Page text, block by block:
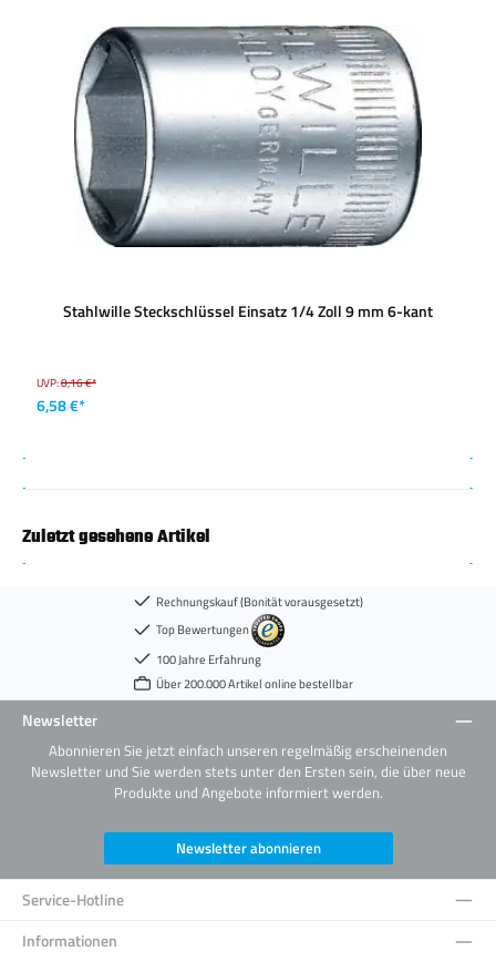
Stahlwille Steckschlüssel Einsatz 1/4 Zoll 9 mm 6-kant
UVP:8,16 €*
6,58 €*
Zuletzt gesehene Artikel
Rechnungskauf (Bonität vorausgesetzt)
Top Bewertungen
100 Jahre Erfahrung
Über 200.000 Artikel online bestellbar
Newsletter
Abonnieren Sie jetzt einfach unseren regelmäßig erscheinenden
Newsletter und Sie werden stets unter den Ersten sein, die über neue
Produkte und Angebote informiert werden.
Newsletter abonnieren
Service-Hotline
Informationen